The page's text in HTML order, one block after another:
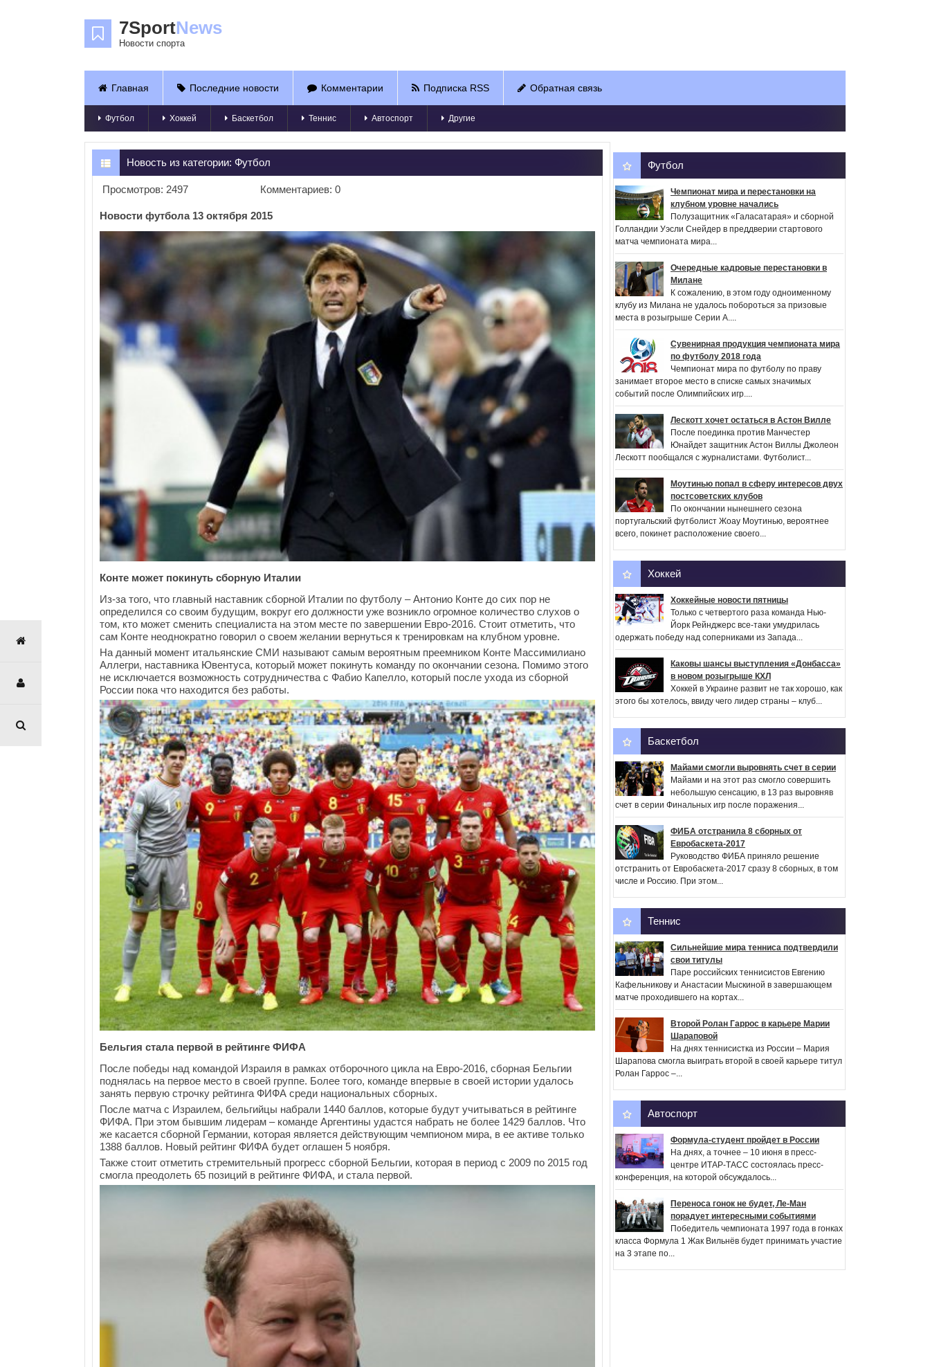
7SportNews
Новости спорта
Главная Последние новости Комментарии Подписка RSS Обратная связь
Футбол Хоккей Баскетбол Теннис Автоспорт Другие
Новость из категории: Футбол
Просмотров: 2497 Комментариев: 0
Новости футбола 13 октября 2015
Конте может покинуть сборную Италии
Из-за того, что главный наставник сборной Италии по футболу – Антонио Конте до сих пор не
определился со своим будущим, вокруг его должности уже возникло огромное количество слухов о
том, кто может сменить специалиста на этом месте по завершении Евро-2016. Стоит отметить, что
сам Конте неоднократно говорил о своем желании вернуться к тренировкам на клубном уровне.
На данный момент итальянские СМИ называют самым вероятным преемником Конте Массимилиано
Аллегри, наставника Ювентуса, который может покинуть команду по окончании сезона. Помимо этого
не исключается возможность сотрудничества с Фабио Капелло, который после ухода из сборной
России пока что находится без работы.
Бельгия стала первой в рейтинге ФИФА
После победы над командой Израиля в рамках отборочного цикла на Евро-2016, сборная Бельгии
поднялась на первое место в своей группе. Более того, команде впервые в своей истории удалось
занять первую строчку рейтинга ФИФА среди национальных сборных.
После матча с Израилем, бельгийцы набрали 1440 баллов, которые будут учитываться в рейтинге
ФИФА. При этом бывшим лидерам – команде Аргентины удастся набрать не более 1429 баллов. Что
же касается сборной Германии, которая является действующим чемпионом мира, в ее активе только
1388 баллов. Новый рейтинг ФИФА будет оглашен 5 ноября.
Также стоит отметить стремительный прогресс сборной Бельгии, которая в период с 2009 по 2015 год
смогла преодолеть 65 позиций в рейтинге ФИФА, и стала первой.
Футбол
Чемпионат мира и перестановки на
клубном уровне начались
Полузащитник «Галасатарая» и сборной
Голландии Уэсли Снейдер в преддверии стартового
матча чемпионата мира...
Очередные кадровые перестановки в
Милане
К сожалению, в этом году одноименному
клубу из Милана не удалось побороться за призовые
места в розыгрыше Серии А....
Сувенирная продукция чемпионата мира
по футболу 2018 года
Чемпионат мира по футболу по праву
занимает второе место в списке самых значимых
событий после Олимпийских игр....
Лескотт хочет остаться в Астон Вилле
После поединка против Манчестер
Юнайдет защитник Астон Виллы Джолеон
Лескотт пообщался с журналистами. Футболист...
Моутинью попал в сферу интересов двух
постсоветских клубов
По окончании нынешнего сезона
португальский футболист Жоау Моутинью, вероятнее
всего, покинет расположение своего...
Хоккей
Хоккейные новости пятницы
Только с четвертого раза команда Нью-
Йорк Рейнджерс все-таки умудрилась
одержать победу над соперниками из Запада...
Каковы шансы выступления «Донбасса»
в новом розыгрыше КХЛ
Хоккей в Украине развит не так хорошо, как
этого бы хотелось, ввиду чего лидер страны – клуб...
Баскетбол
Майами смогли выровнять счет в серии
Майами и на этот раз смогло совершить
небольшую сенсацию, в 13 раз выровняв
счет в серии Финальных игр после поражения...
ФИБА отстранила 8 сборных от
Евробаскета-2017
Руководство ФИБА приняло решение
отстранить от Евробаскета-2017 сразу 8 сборных, в том
числе и Россию. При этом...
Теннис
Сильнейшие мира тенниса подтвердили
свои титулы
Паре российских теннисистов Евгению
Кафельникову и Анастасии Мыскиной в завершающем
матче проходившего на кортах...
Второй Ролан Гаррос в карьере Марии
Шараповой
На днях теннисистка из России – Мария
Шарапова смогла выиграть второй в своей карьере титул
Ролан Гаррос –...
Автоспорт
Формула-студент пройдет в России
На днях, а точнее – 10 июня в пресс-
центре ИТАР-ТАСС состоялась пресс-
конференция, на которой обсуждалось...
Переноса гонок не будет, Ле-Ман
порадует интересными событиями
Победитель чемпионата 1997 года в гонках
класса Формула 1 Жак Вильнёв будет принимать участие
на 3 этапе по...